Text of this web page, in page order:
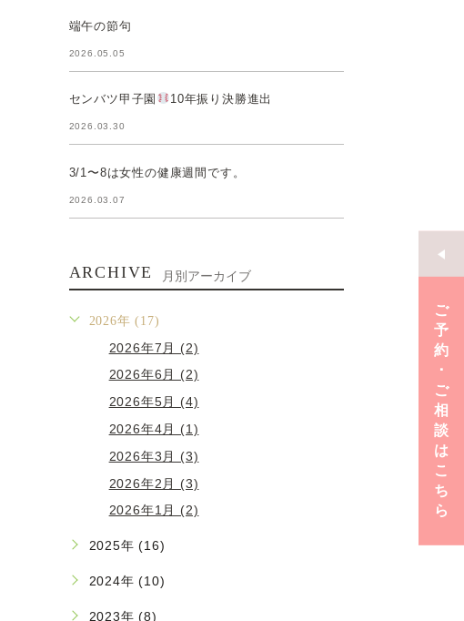
ご
予
約
･
ご
相
談
は
こ
ち
ら
端午の節句
2026.05.05
センバツ甲子園 10年振り決勝進出
2026.03.30
3/1〜8は女性の健康週間です。
2026.03.07
ARCHIVE 月別アーカイブ
2026年 (17)
2026年7月 (2)
2026年6月 (2)
2026年5月 (4)
2026年4月 (1)
2026年3月 (3)
2026年2月 (3)
2026年1月 (2)
2025年 (16)
2024年 (10)
2023年 (8)